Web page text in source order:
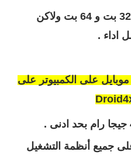
يعمل على النواتين بكفاءة 32 بت و 64 بت ولاكن
على الكمبيوتر على
جميع أنظمة التشغيل